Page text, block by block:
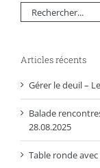
Rechercher:
Articles récents
Gérer le deuil –
Balade
28.08.2025
Table ronde avec